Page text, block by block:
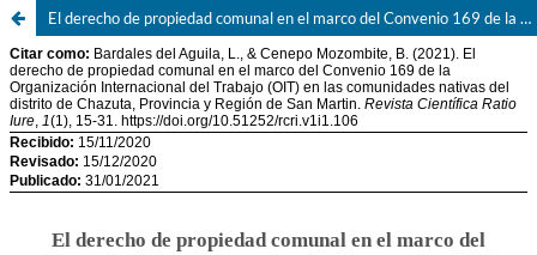
El derecho de propiedad comunal en el marco del Convenio 169 de la Organización Internacional del Trabajo (OIT) en las comunidades nativas del distrito de Chazuta, Provincia y Región de San Martin